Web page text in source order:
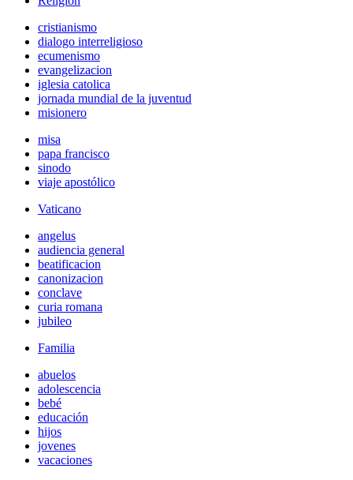
cristianismo
dialogo interreligioso
ecumenismo
evangelizacion
iglesia catolica
jornada mundial de la juventud
misionero
misa
papa francisco
sinodo
viaje apostólico
Vaticano
angelus
audiencia general
beatificacion
canonizacion
conclave
curia romana
jubileo
Familia
abuelos
adolescencia
bebé
educación
hijos
jovenes
vacaciones